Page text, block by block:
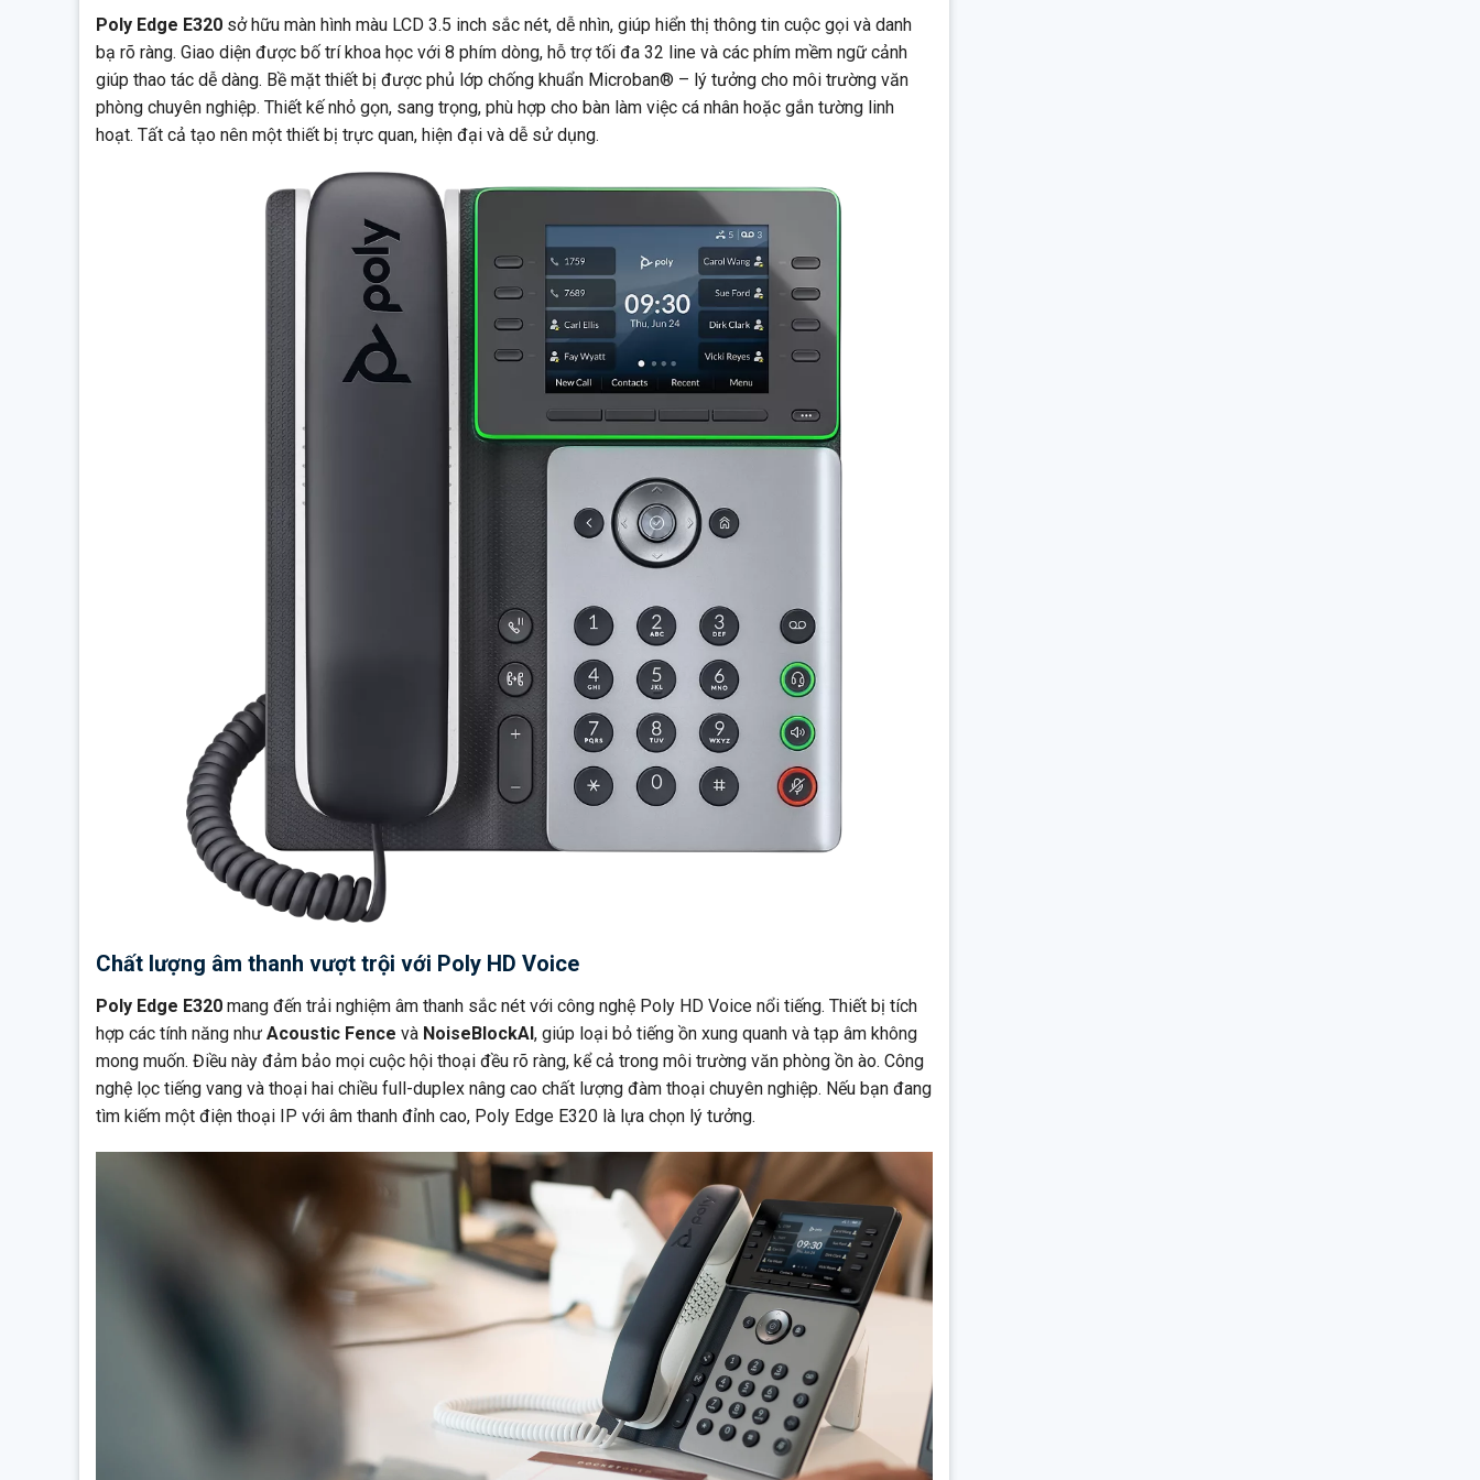
Poly Edge E320 sở hữu màn hình màu LCD 3.5 inch sắc nét, dễ nhìn, giúp hiển thị thông tin cuộc gọi và danh
bạ rõ ràng. Giao diện được bố trí khoa học với 8 phím dòng, hỗ trợ tối đa 32 line và các phím mềm ngữ cảnh
giúp thao tác dễ dàng. Bề mặt thiết bị được phủ lớp chống khuẩn Microban® – lý tưởng cho môi trường văn
phòng chuyên nghiệp. Thiết kế nhỏ gọn, sang trọng, phù hợp cho bàn làm việc cá nhân hoặc gắn tường linh
hoạt. Tất cả tạo nên một thiết bị trực quan, hiện đại và dễ sử dụng.
Chất lượng âm thanh vượt trội với Poly HD Voice
Poly Edge E320 mang đến trải nghiệm âm thanh sắc nét với công nghệ Poly HD Voice nổi tiếng. Thiết bị tích
hợp các tính năng như Acoustic Fence và NoiseBlockAI, giúp loại bỏ tiếng ồn xung quanh và tạp âm không
mong muốn. Điều này đảm bảo mọi cuộc hội thoại đều rõ ràng, kể cả trong môi trường văn phòng ồn ào. Công
nghệ lọc tiếng vang và thoại hai chiều full-duplex nâng cao chất lượng đàm thoại chuyên nghiệp. Nếu bạn đang
tìm kiếm một điện thoại IP với âm thanh đỉnh cao, Poly Edge E320 là lựa chọn lý tưởng.